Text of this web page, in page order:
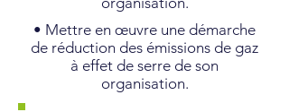
• Mettre en œuvre une démarche
de réduction des émissions de gaz
à effet de serre de son
organisation.